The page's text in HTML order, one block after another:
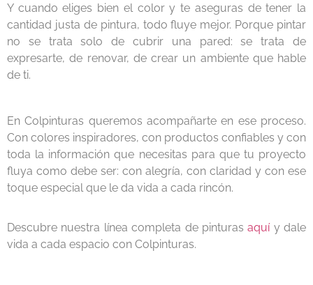
Y cuando eliges bien el color y te aseguras de tener la
cantidad justa de pintura, todo fluye mejor. Porque pintar
no se trata solo de cubrir una pared: se trata de
expresarte, de renovar, de crear un ambiente que hable
de ti.
En Colpinturas queremos acompañarte en ese proceso.
Con colores inspiradores, con productos confiables y con
toda la información que necesitas para que tu proyecto
fluya como debe ser: con alegría, con claridad y con ese
toque especial que le da vida a cada rincón.
Descubre nuestra línea completa de pinturasaquíy dale
vida a cada espacio con Colpinturas.